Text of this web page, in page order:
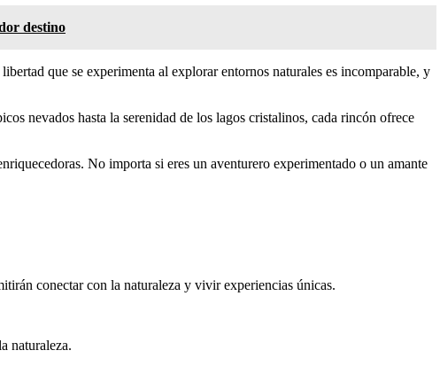
destino
que se experimenta al explorar entornos naturales es incomparable, y
nevados hasta la serenidad de los lagos cristalinos, cada rincón ofrece
No importa si eres un aventurero experimentado o un amante
conectar con la naturaleza y vivir experiencias únicas.
naturaleza.